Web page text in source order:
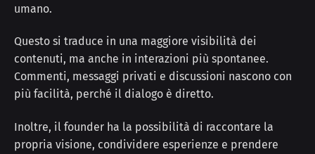
umano.
Questo si traduce in una maggiore visibilità dei
contenuti, ma anche in interazioni più spontanee.
Commenti, messaggi privati e discussioni nascono con
più facilità, perché il dialogo è diretto.
Inoltre, il founder ha la possibilità di raccontare la
propria visione, condividere esperienze e prendere